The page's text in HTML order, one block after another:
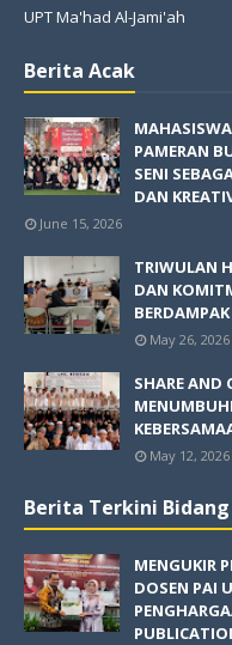
UPT Ma'had Al-Jami'ah
Berita Acak
PAMERAN
SENI
DAN
June 15, 2026
TRIWULAN
DAN
BERDAMPAK
May 26, 2026
SHARE AND
May 12, 2026
Berita Terkini
MENGUKIR
DOSEN PAI